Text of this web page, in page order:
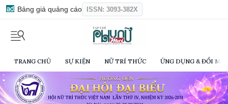
Bảng giá quảng cáo ISSN: 3093-382X
TRANG CHỦ SỰ KIỆN NỮ TRÍ THỨC ỨNG DỤNG & ĐỔI